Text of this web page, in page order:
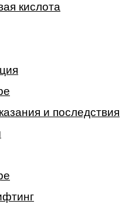
кислота
и последствия